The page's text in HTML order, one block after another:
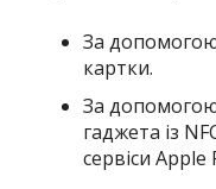
За допомогою
картки.
За
гаджета із
сервіси Apple